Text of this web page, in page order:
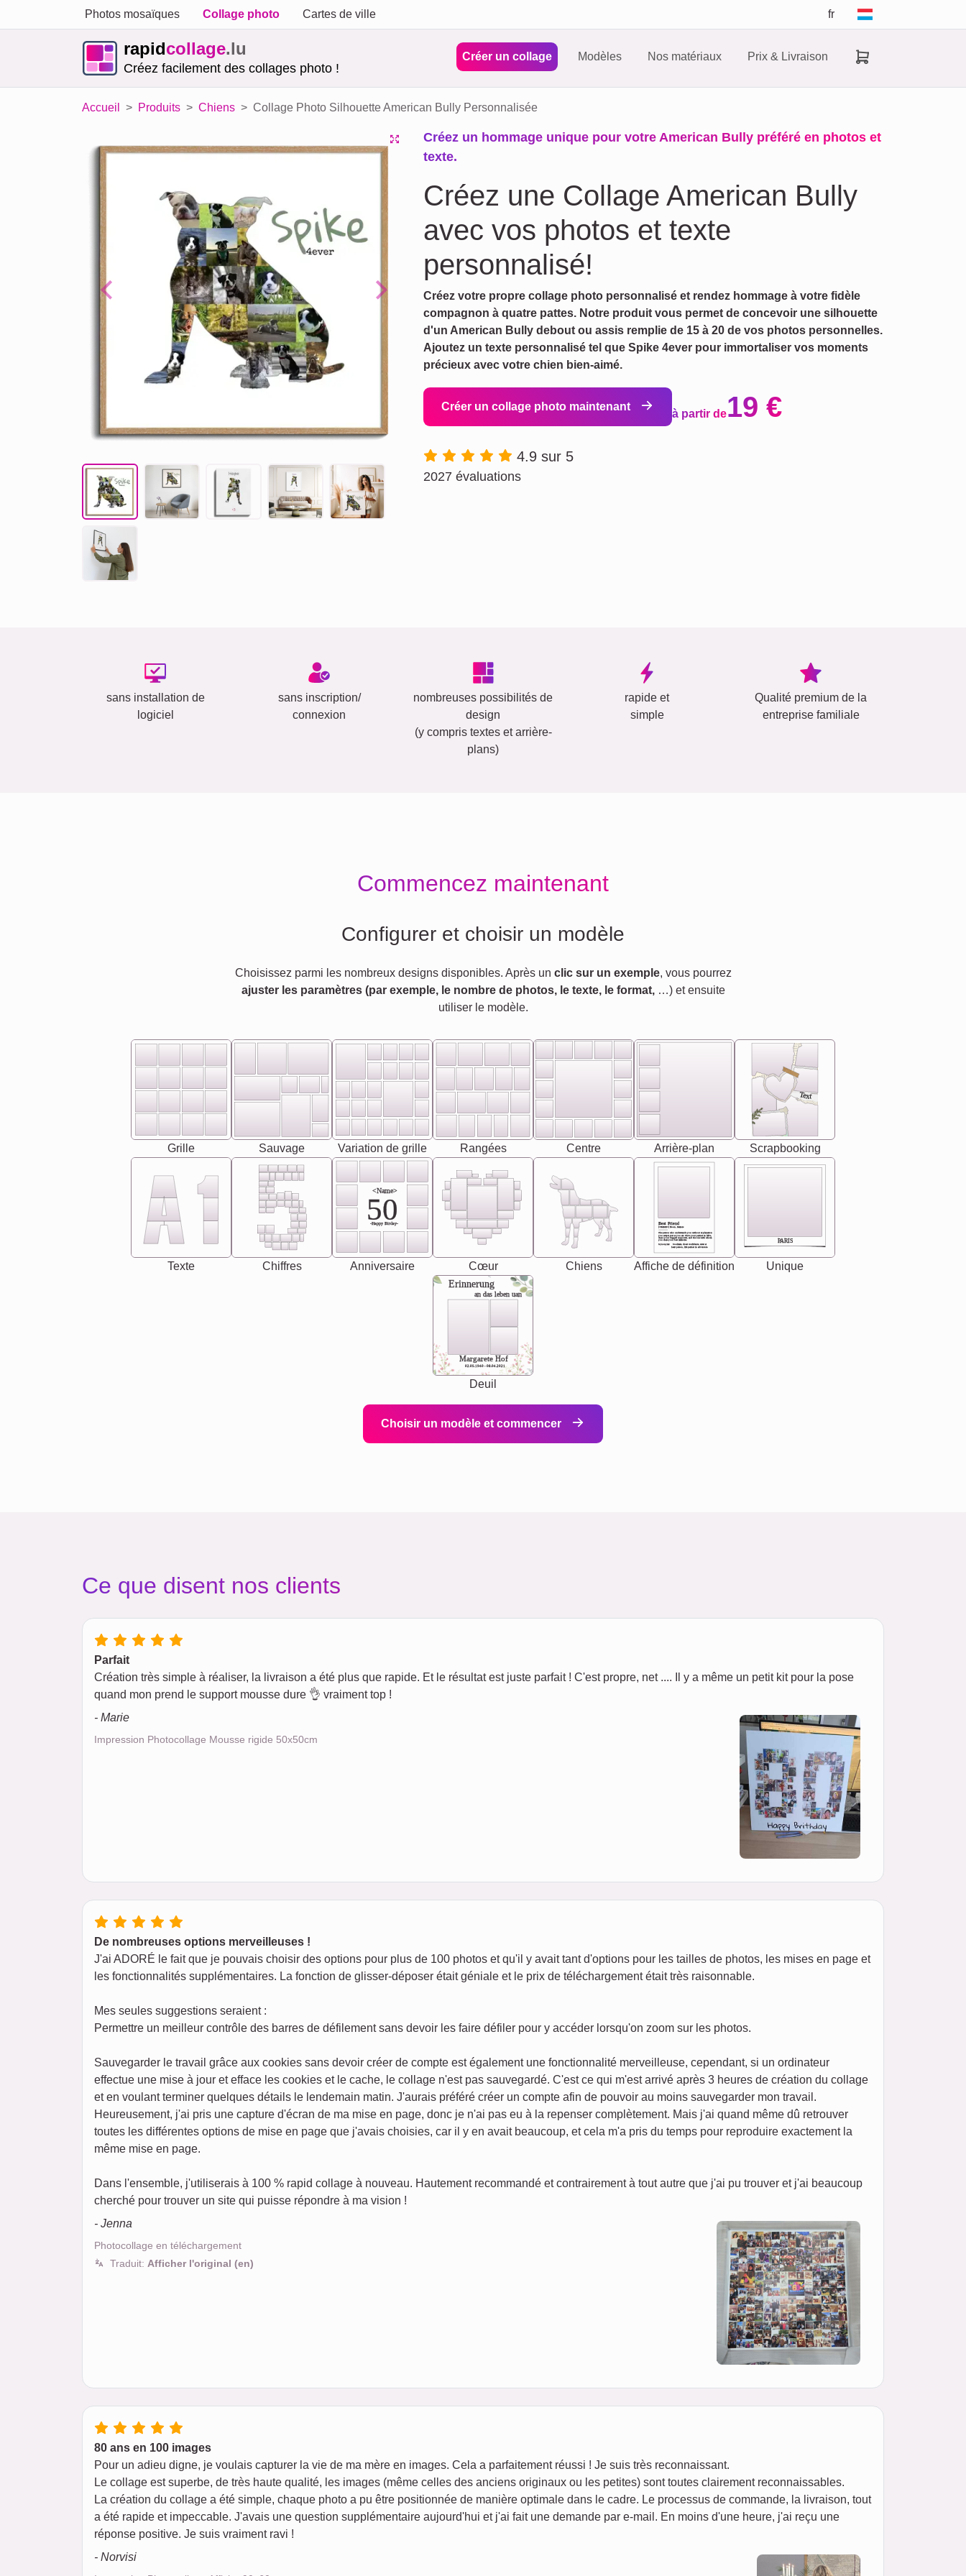
Photos mosaïques Collage photo Cartes de ville fr
rapidcollage.lu
Créez facilement des collages photo !
Créer un collage Modèles Nos matériaux Prix & Livraison
Accueil Produits Chiens Collage Photo Silhouette American Bully Personnalisée
Previous Next
Créez un hommage unique pour votre American Bully préféré en photos et
texte.
Créez une Collage American Bully
avec vos photos et texte
personnalisé!
Créez votre propre collage photo personnalisé et rendez hommage à votre fidèle
compagnon à quatre pattes. Notre produit vous permet de concevoir une silhouette
d'un American Bully debout ou assis remplie de 15 à 20 de vos photos personnelles.
Ajoutez un texte personnalisé tel que Spike 4ever pour immortaliser vos moments
précieux avec votre chien bien-aimé.
Créer un collage photo maintenant
à partir de19 €
4.9 sur 5
2027 évaluations
sans installation de
logiciel
sans inscription/
connexion
nombreuses possibilités de
design
(y compris textes et arrière-
plans)
rapide et
simple
Qualité premium de la
entreprise familiale
Commencez maintenant
Configurer et choisir un modèle
Choisissez parmi les nombreux designs disponibles. Après un clic sur un exemple, vous pourrez
ajuster les paramètres (par exemple, le nombre de photos, le texte, le format,…) et ensuite
utiliser le modèle.
Grille Sauvage Variation de grille Rangées Centre Arrière-plan
Text
Scrapbooking
Texte Chiffres
<Name>
50
-Happy Birday-
Anniversaire Cœur Chiens
Best Friend
[<NAME>] Noun, feminie
Synonyms: Soulmate, closet confidante, sister at
heart person, life partner in adventure.
The person who understands you without explanation
you accepts just as you are. She's your partner in life's,
chaos your biggest supporter, and the one with whom
you share your best memories.
Affiche de définition
PARIS
Unique
Erinnerung
an das leben uan
Margarete Hof
02.05.1940 - 08.04.2021
Deuil
Choisir un modèle et commencer
Ce que disent nos clients
Parfait
Création très simple à réaliser, la livraison a été plus que rapide. Et le résultat est juste parfait ! C'est propre, net .... Il y a même un petit kit pour la pose
quand mon prend le support mousse dure 👌 vraiment top !
- Marie
Impression Photocollage Mousse rigide 50x50cm
De nombreuses options merveilleuses !
J'ai ADORÉ le fait que je pouvais choisir des options pour plus de 100 photos et qu'il y avait tant d'options pour les tailles de photos, les mises en page et
les fonctionnalités supplémentaires. La fonction de glisser-déposer était géniale et le prix de téléchargement était très raisonnable.
Mes seules suggestions seraient :
Permettre un meilleur contrôle des barres de défilement sans devoir les faire défiler pour y accéder lorsqu'on zoom sur les photos.
Sauvegarder le travail grâce aux cookies sans devoir créer de compte est également une fonctionnalité merveilleuse, cependant, si un ordinateur
effectue une mise à jour et efface les cookies et le cache, le collage n'est pas sauvegardé. C'est ce qui m'est arrivé après 3 heures de création du collage
et en voulant terminer quelques détails le lendemain matin. J'aurais préféré créer un compte afin de pouvoir au moins sauvegarder mon travail.
Heureusement, j'ai pris une capture d'écran de ma mise en page, donc je n'ai pas eu à la repenser complètement. Mais j'ai quand même dû retrouver
toutes les différentes options de mise en page que j'avais choisies, car il y en avait beaucoup, et cela m'a pris du temps pour reproduire exactement la
même mise en page.
Dans l'ensemble, j'utiliserais à 100 % rapid collage à nouveau. Hautement recommandé et contrairement à tout autre que j'ai pu trouver et j'ai beaucoup
cherché pour trouver un site qui puisse répondre à ma vision !
- Jenna
Photocollage en téléchargement
Traduit: Afficher l'original (en)
80 ans en 100 images
Pour un adieu digne, je voulais capturer la vie de ma mère en images. Cela a parfaitement réussi ! Je suis très reconnaissant.
Le collage est superbe, de très haute qualité, les images (même celles des anciens originaux ou les petites) sont toutes clairement reconnaissables.
La création du collage a été simple, chaque photo a pu être positionnée de manière optimale dans le cadre. Le processus de commande, la livraison, tout
a été rapide et impeccable. J'avais une question supplémentaire aujourd'hui et j'ai fait une demande par e-mail. En moins d'une heure, j'ai reçu une
réponse positive. Je suis vraiment ravi !
- Norvisi